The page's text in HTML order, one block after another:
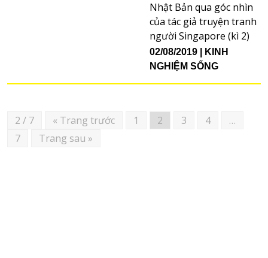
Nhật Bản qua góc nhìn
của tác giả truyện tranh
người Singapore (kì 2)
02/08/2019
KINH
NGHIỆM SỐNG
2 / 7 « Trang trước 1 2 3 4
…
7
Trang sau »